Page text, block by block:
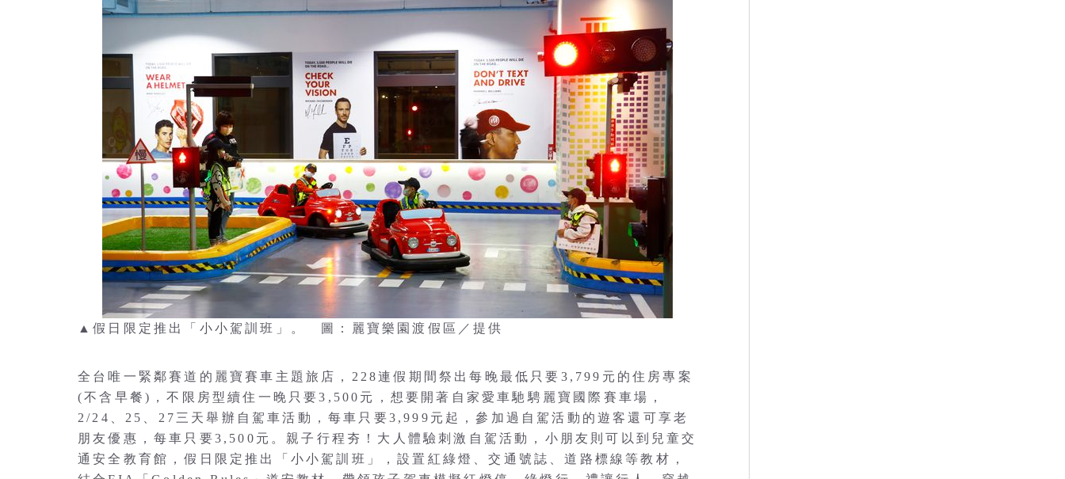
▲假日限定推出「小小駕訓班」。 圖：麗寶樂園渡假區／提供
全台唯一緊鄰賽道的麗寶賽車主題旅店，228連假期間祭出每晚最低只要3,799元的住房專案
(不含早餐)，不限房型續住一晚只要3,500元，想要開著自家愛車馳騁麗寶國際賽車場，
2/24、25、27三天舉辦自駕車活動，每車只要3,999元起，參加過自駕活動的遊客還可享老
朋友優惠，每車只要3,500元。親子行程夯！大人體驗刺激自駕活動，小朋友則可以到兒童交
通安全教育館，假日限定推出「小小駕訓班」，設置紅綠燈、交通號誌、道路標線等教材，